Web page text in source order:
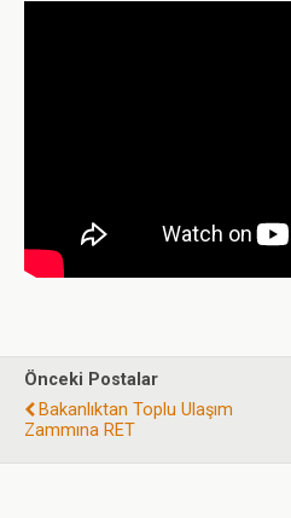
Önceki Postalar
Bakanlıktan Toplu Ulaşım
Zammına RET